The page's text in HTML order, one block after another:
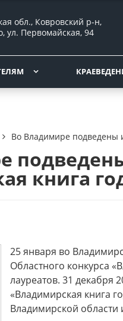
обл., Ковровский р-н,
ул. Первомайская, 94
Во Владимире подведены
книга
25 января во
Областного конкурса
лауреатов. 31 декабря
«Владимирская книга
Владимирской